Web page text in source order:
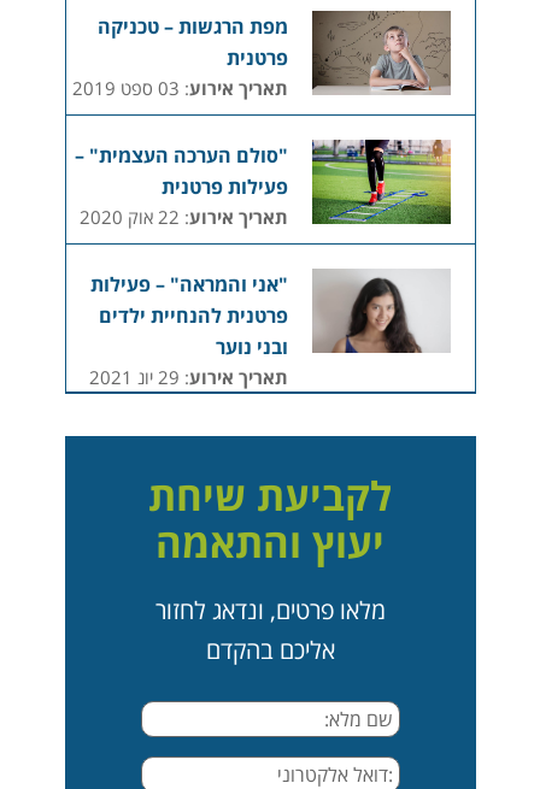
לקביעת שיחת
יעוץ והתאמה
מלאו פרטים, ונדאג לחזור
אליכם בהקדם
מפת הרגשות – טכניקה
פרטנית
תאריך אירוע: 03 ספט 2019
"סולם הערכה העצמית" –
פעילות פרטנית
תאריך אירוע: 22 אוק 2020
"אני והמראה" – פעילות
פרטנית להנחיית ילדים
ובני נוער
תאריך אירוע: 29 יונ 2021